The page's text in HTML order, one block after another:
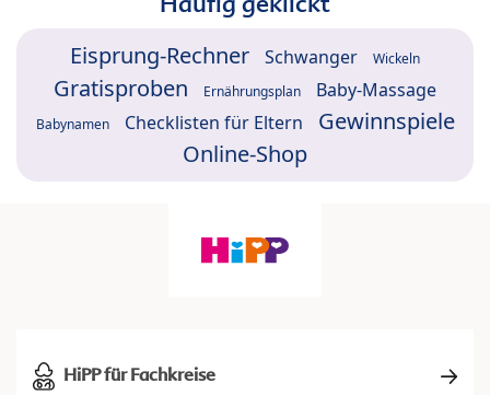
Eisprung-Rechner Schwanger Wickeln
Gratisproben Ernährungsplan Baby-Massage
Babynamen Checklisten für Eltern
Gewinnspiele
Online-Shop
HiPP für Fachkreise